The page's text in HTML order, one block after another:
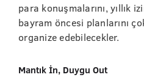
para konuşmalarını, yıllık
bayram öncesi planlarını
organize edebilecekler.
Mantık İn, Duygu Out